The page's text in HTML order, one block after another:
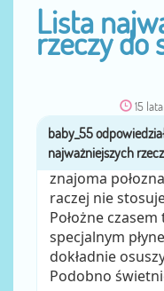
Lista
rzeczy do
15
znajoma
raczej nie
Położne
specjalnym
dokładnie
Podobno